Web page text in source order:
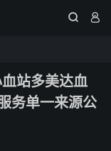
 
站多美达血
务单一来源公